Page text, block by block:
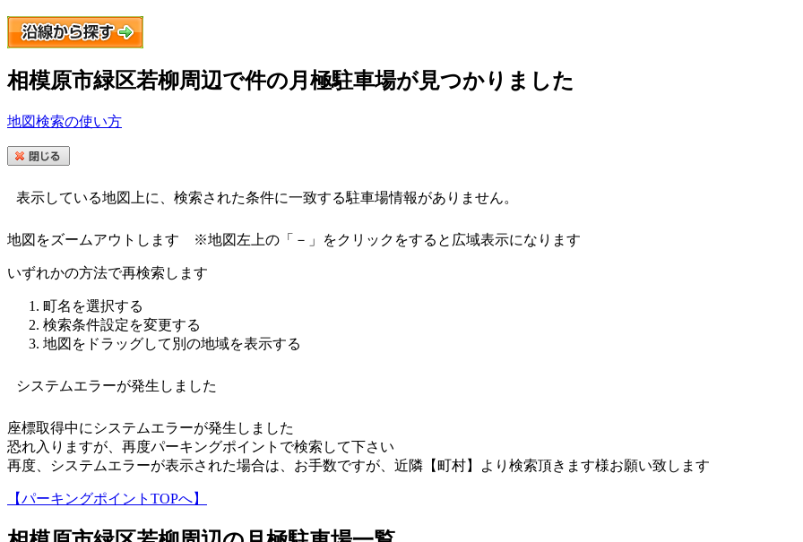
相模原市緑区若柳周辺で件の月極駐車場が見つかりました
地図検索の使い方
表示している地図上に、検索された条件に一致する駐車場情報がありません。
地図をズームアウトします ※地図左上の「－」をクリックをすると広域表示になります
いずれかの方法で再検索します
町名を選択する
検索条件設定を変更する
地図をドラッグして別の地域を表示する
システムエラーが発生しました
座標取得中にシステムエラーが発生しました
恐れ入りますが、再度パーキングポイントで検索して下さい
再度、システムエラーが表示された場合は、お手数ですが、近隣【町村】より検索頂きます様お願い致します
【パーキングポイントTOPへ】